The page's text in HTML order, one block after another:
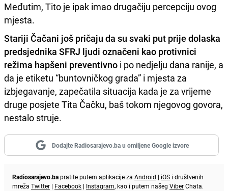
Međutim, Tito je ipak imao drugačiju percepciju ovog
mjesta.
Stariji Čačani još pričaju da su svaki put prije dolaska
predsjednika SFRJ ljudi označeni kao protivnici
režima hapšeni preventivno i po nedjelju dana ranije, a
da je etiketu “buntovničkog grada” i mjesta za
izbjegavanje, zapečatila situacija kada je za vrijeme
druge posjete Tita Čačku, baš tokom njegovog govora,
nestalo struje.
Dodajte Radiosarajevo.ba u omiljene Google izvore
Radiosarajevo.bapratite putem aplikacije za Android | iOS i društvenih
mreža Twitter | Facebook | Instagram, kao i putem našeg ViberChata.